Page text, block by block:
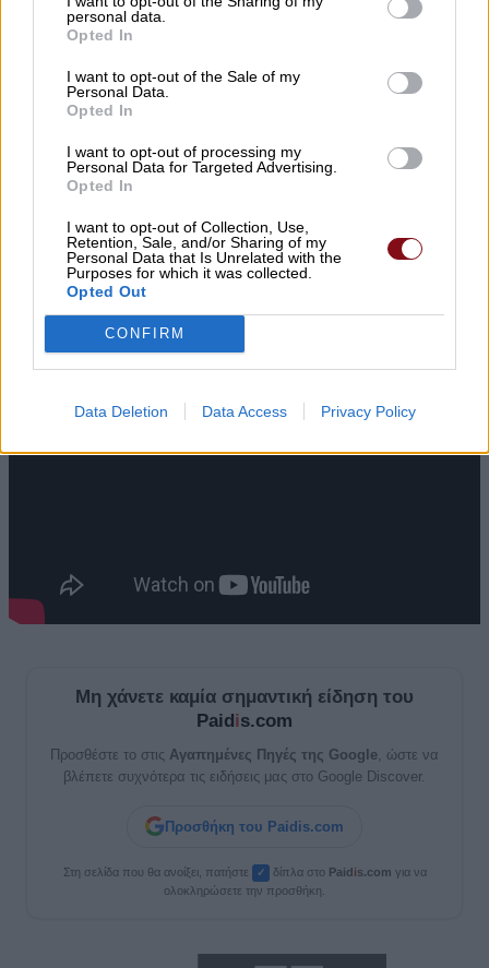
personal data.
Opted In
I want to opt-out of the Sale of my
Personal Data.
Opted In
I want to opt-out of processing my
Personal Data for Targeted Advertising.
Opted In
I want to opt-out of Collection, Use,
Retention, Sale, and/or Sharing of my
Personal Data that Is Unrelated with the
Purposes for which it was collected.
Opted Out
CONFIRM
Data Deletion Data Access Privacy Policy
θα το δεχθώ. Κανένας δικηγόρος που σέβεται τον
δημόσια δίκη.
Μη χάνετε καμία σημαντική είδηση του
Paidis.com
Προσθέστε το στις Αγαπημένες Πηγές της Google , ώστε να
βλέπετε συχνότερα τις ειδήσεις μας στο Google Discover.
Προσθήκη του Paidis.com
Στη σελίδα που θα ανοίξει, πατήστε ✓ δίπλα στο Paidis.com για να
ολοκληρώσετε την προσθήκη.